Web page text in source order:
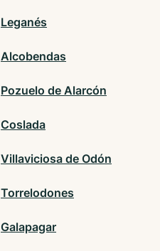
Leganés
Alcobendas
Pozuelo de Alarcón
Coslada
Villaviciosa de Odón
Torrelodones
Galapagar